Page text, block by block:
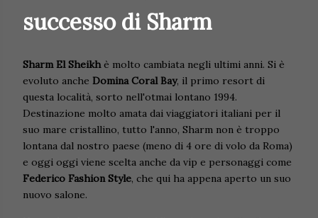
successo di Sharm
Sharm El Sheikhè molto cambiata negli ultimi anni. Si è
evoluto anche Domina Coral Bay, il primo resort di
questa località, sorto nell'otmai lontano 1994.
Destinazione molto amata dai viaggiatori italiani per il
suo mare cristallino, tutto l'anno, Sharm non è troppo
lontana dal nostro paese (meno di 4 ore di volo da Roma)
e oggi oggi viene scelta anche da vip e personaggi come
Federico Fashion Style, che qui ha appena aperto un suo
nuovo salone.